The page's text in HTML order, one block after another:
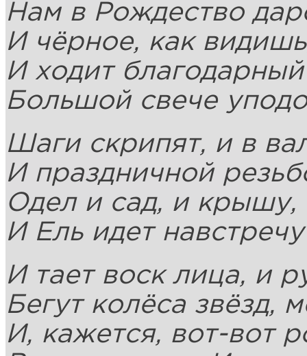
Нам в Рождество
И чёрное, как
И ходит
Большой свече
Шаги скрипят, и в
И праздничной
Одел и сад, и крышу,
И Ель идет
И тает воск лица, и
Бегут колёса звёзд,
И, кажется, вот-вот